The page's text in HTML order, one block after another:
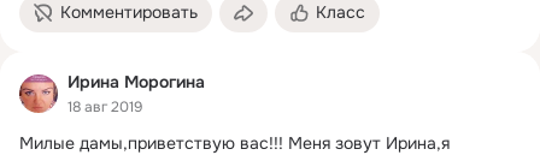
Комментировать Класс
Ирина Морогина
18 авг 2019
Милые дамы,приветствую вас!!! Меня зовут Ирина,я